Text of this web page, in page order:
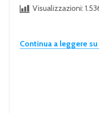
Visualizzazioni:
Continua a leggere